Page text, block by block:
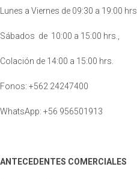
Lunes a Viernes de 09:30 a 19:00 hrs.
Sábados de 10:00 a 15:00 hrs.,
Colación de 14:00 a 15:00 hrs.
Fonos: +562 24247400
WhatsApp: +56 956501913
ANTECEDENTES COMERCIALES